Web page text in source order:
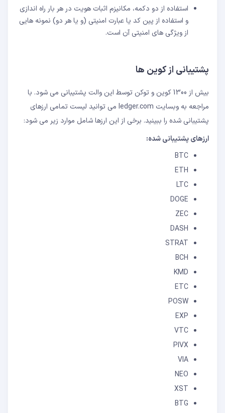
استفاده از دو دکمه، مکانیزم اثبات هویت در هر بار راه اندازی
و استفاده از پین کد یا عبارت امنیتی (و یا هر دو) نمونه هایی
از ویژگی های امنیتی آن است.
پشتیبانی از کوین ها
بیش از 1300 کوین و توکن توسط این والت پشتیبانی می شود. با
مراجعه به وبسایت ledger.com می توانید لیست تمامی ارزهای
پشتیبانی شده را ببینید. برخی از این ارزها شامل موارد زیر می شود:
ارزهای پشتیبانی شده:
BTC
ETH
LTC
DOGE
ZEC
DASH
STRAT
BCH
KMD
ETC
POSW
EXP
VTC
PIVX
VIA
NEO
XST
BTG